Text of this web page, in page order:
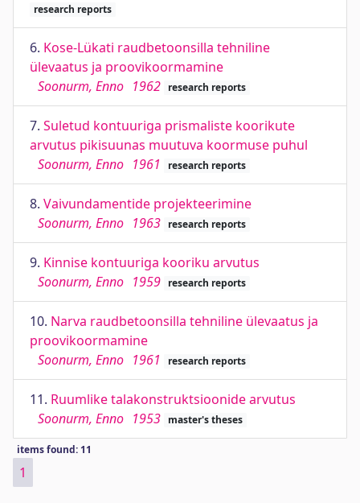
research reports
6. Kose-Lükati raudbetoonsilla tehniline
ülevaatus ja proovikoormamine
Soonurm, Enno 1962 research reports
7. Suletud kontuuriga prismaliste koorikute
arvutus pikisuunas muutuva koormuse puhul
Soonurm, Enno 1961 research reports
8. Vaivundamentide projekteerimine
Soonurm, Enno 1963 research reports
9. Kinnise kontuuriga kooriku arvutus
Soonurm, Enno 1959 research reports
10. Narva raudbetoonsilla tehniline ülevaatus ja
proovikoormamine
Soonurm, Enno 1961 research reports
11. Ruumlike talakonstruktsioonide arvutus
Soonurm, Enno 1953 master's theses
items found: 11
1